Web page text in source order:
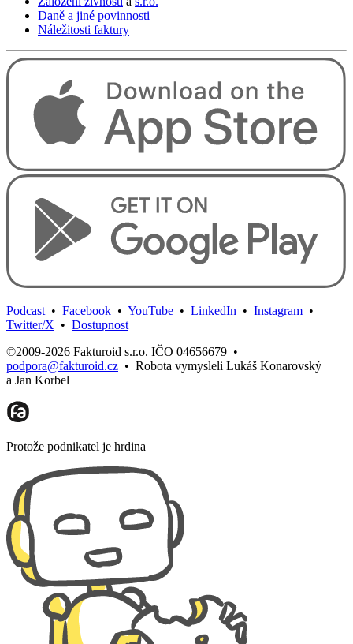
Daně a jiné povinnosti
Náležitosti faktury
Podcast • Facebook • YouTube • LinkedIn • Instagram •
Twitter/X • Dostupnost
©2009-2026 Fakturoid s.r.o. IČO 04656679 •
podpora@fakturoid.cz • Robota vymysleli Lukáš Konarovský
a Jan Korbel
Protože podnikatel je hrdina